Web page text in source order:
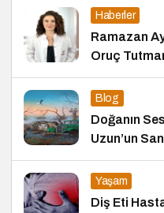
Haberler
Ramazan
Oruç
Blog
Doğanın
Uzun’un
Yaşam
Diş Eti